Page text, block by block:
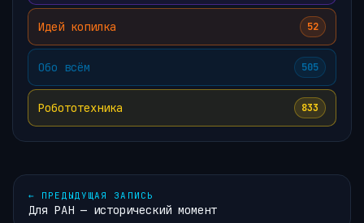
Идей копилка 52
Обо всём 505
Робототехника 833
← ПРЕДЫДУЩАЯ ЗАПИСЬ
Для РАН — исторический момент